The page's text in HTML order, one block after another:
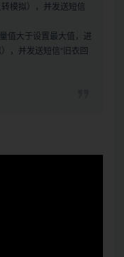
模拟），并发送短信
值大于设置最大值，进
，并发送短信“旧衣回